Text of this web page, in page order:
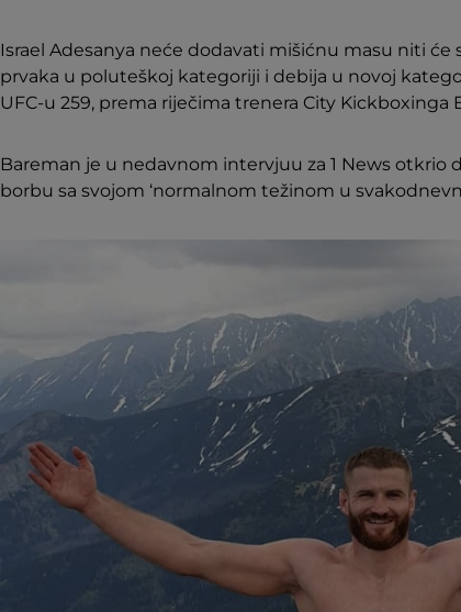
Israel Adesanya neće dodavati mišićnu masu niti
prvaka u poluteškoj kategoriji i debija u novoj
UFC-u 259, prema riječima trenera City Kickboxinga
Bareman je u nedavnom intervjuu za 1 News otkrio
borbu sa svojom ‘normalnom težinom u